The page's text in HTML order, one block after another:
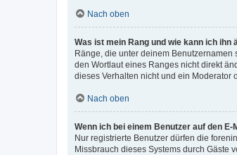
Nach oben
Was ist mein Rang und wie kann ich ihn
Ränge, die unter deinem
den Wortlaut eines Ranges nicht direkt
dieses Verhalten nicht und ein Moderator
Nach oben
Wenn ich bei einem Benutzer auf den
Nur registrierte Benutzer dürfen die
Missbrauch dieses Systems durch Gäste